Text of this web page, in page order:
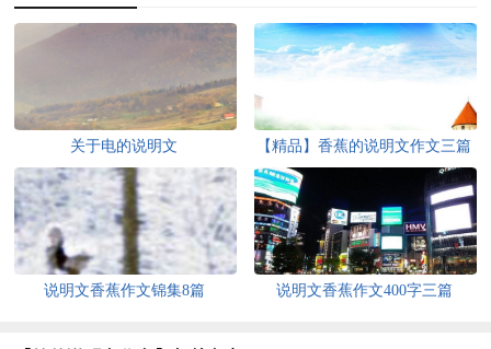
关于电的说明文 【精品】香蕉的说明文作文三篇
说明文香蕉作文锦集8篇 说明文香蕉作文400字三篇